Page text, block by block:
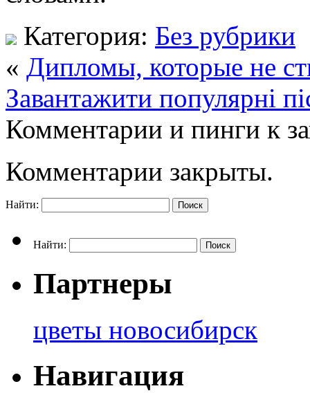
Категория: Без рубрики
« Дипломы, которые не
Завантажити популярні
Комментарии и пинги к
Комментарии закрыты.
Найти:
Найти:
Партнеры
цветы новосибирск
Навигация